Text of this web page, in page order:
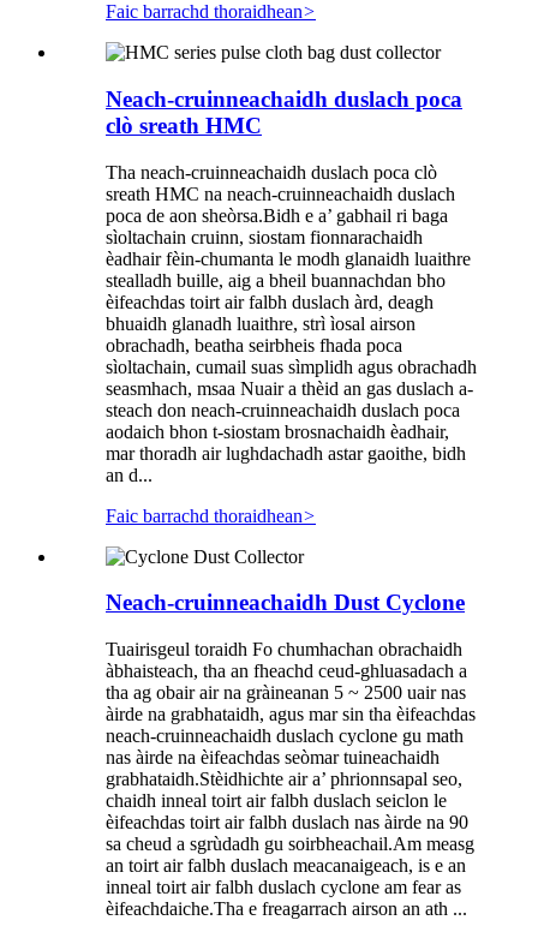
Faic barrachd thoraidhean>
Neach-cruinneachaidh duslach poca
clò sreath HMC
Tha neach-cruinneachaidh duslach poca clò
sreath HMC na neach-cruinneachaidh duslach
poca de aon sheòrsa.Bidh e a’ gabhail ri baga
sìoltachain cruinn, siostam fionnarachaidh
èadhair fèin-chumanta le modh glanaidh luaithre
stealladh buille, aig a bheil buannachdan bho
èifeachdas toirt air falbh duslach àrd, deagh
bhuaidh glanadh luaithre, strì ìosal airson
obrachadh, beatha seirbheis fhada poca
sìoltachain, cumail suas sìmplidh agus obrachadh
seasmhach, msaa Nuair a thèid an gas duslach a-
steach don neach-cruinneachaidh duslach poca
aodaich bhon t-siostam brosnachaidh èadhair,
mar thoradh air lughdachadh astar gaoithe, bidh
an d...
Faic barrachd thoraidhean>
Neach-cruinneachaidh Dust Cyclone
Tuairisgeul toraidh Fo chumhachan obrachaidh
àbhaisteach, tha an fheachd ceud-ghluasadach a
tha ag obair air na gràineanan 5 ~ 2500 uair nas
àirde na grabhataidh, agus mar sin tha èifeachdas
neach-cruinneachaidh duslach cyclone gu math
nas àirde na èifeachdas seòmar tuineachaidh
grabhataidh.Stèidhichte air a’ phrionnsapal seo,
chaidh inneal toirt air falbh duslach seiclon le
èifeachdas toirt air falbh duslach nas àirde na 90
sa cheud a sgrùdadh gu soirbheachail.Am measg
an toirt air falbh duslach meacanaigeach, is e an
inneal toirt air falbh duslach cyclone am fear as
èifeachdaiche.Tha e freagarrach airson an ath ...